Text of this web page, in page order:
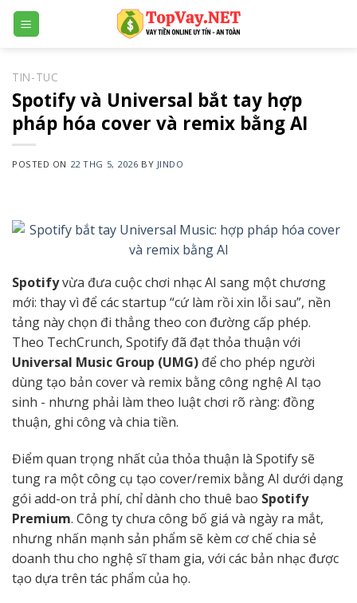
Skip
TIN-TUC
Spotify và Universal bắt tay hợp
pháp hóa cover và remix bằng AI
POSTED ON 22 THG 5, 2026 BY JINDO
Spotifyvừa đưa cuộc chơi nhạc AI sang một chương
mới: thay vì để các startup “cứ làm rồi xin lỗi sau”, nền
tảng này chọn đi thẳng theo con đường cấp phép.
Theo TechCrunch, Spotify đã đạt thỏa thuận với
Universal Music Group (UMG) để cho phép người
dùng tạo bản cover và remix bằng công nghệ AI tạo
sinh - nhưng phải làm theo luật chơi rõ ràng: đồng
thuận, ghi công và chia tiền.
Điểm quan trọng nhất của thỏa thuận là Spotify sẽ
tung ra một công cụ tạo cover/remix bằng AI dưới dạng
gói add-on trả phí, chỉ dành cho thuê bao Spotify
Premium. Công ty chưa công bố giá và ngày ra mắt,
nhưng nhấn mạnh sản phẩm sẽ kèm cơ chế chia sẻ
doanh thu cho nghệ sĩ tham gia, với các bản nhạc được
tạo dựa trên tác phẩm của họ.